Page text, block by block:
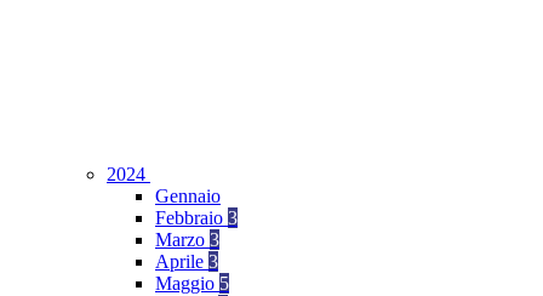
2024
Gennaio
Febbraio 3
Marzo 3
Aprile 3
Maggio 5